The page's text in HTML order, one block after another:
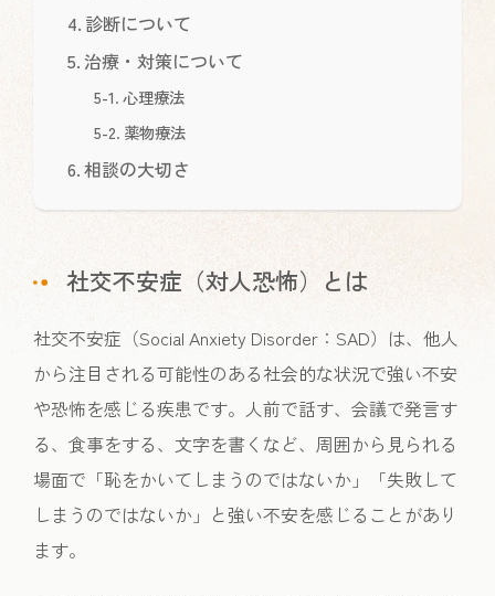
診断について
治療・対策について
心理療法
薬物療法
相談の大切さ
社交不安症（対人恐怖）とは
社交不安症（Social Anxiety Disorder：SAD）は、他人
から注目される可能性のある社会的な状況で強い不安
や恐怖を感じる疾患です。人前で話す、会議で発言す
る、食事をする、文字を書くなど、周囲から見られる
場面で「恥をかいてしまうのではないか」「失敗して
しまうのではないか」と強い不安を感じることがあり
ます。